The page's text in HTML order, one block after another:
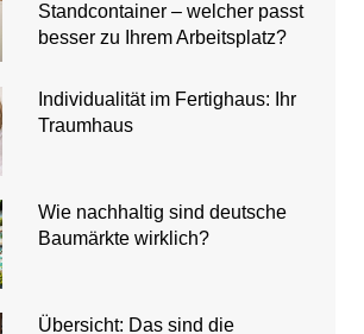
Standcontainer – welcher passt
besser zu Ihrem Arbeitsplatz?
Individualität im Fertighaus: Ihr
Traumhaus
Wie nachhaltig sind deutsche
Baumärkte wirklich?
Übersicht: Das sind die